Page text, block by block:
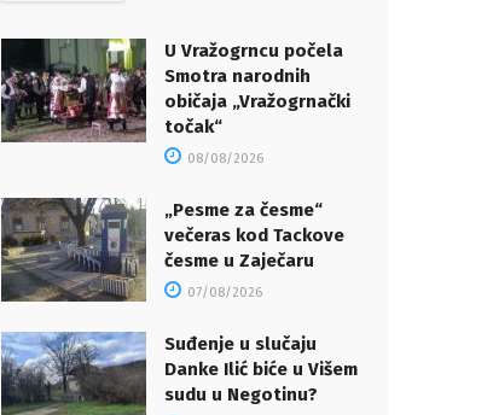
U Vražogrncu počela
Smotra narodnih
običaja „Vražogrnački
točak“
08/08/2026
„Pesme za česme“
večeras kod Tackove
česme u Zaječaru
07/08/2026
Suđenje u slučaju
Danke Ilić biće u Višem
sudu u Negotinu?